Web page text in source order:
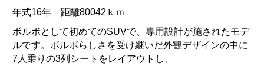
年式16年 距離80042ｋｍ
ボルボとして初めてのSUVで、専用設計が施されたモデ
ルです。ボルボらしさを受け継いだ外観デザインの中に
7人乗りの3列シートをレイアウトし、